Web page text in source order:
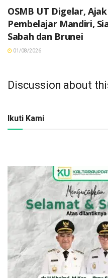
OSMB UT Digelar,
Pembelajar Mandiri,
Sabah dan Brunei
01/08/2026
Discussion about
Ikuti Kami